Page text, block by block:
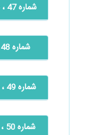
شماره 47 ، دوره سوم ، سال چهارم ، تابستان 1401
شماره 48 ، دوره اول ، سال چهارم ، پاییز 1401
شماره 49 ، دوره دوم ، سال چهارم ، تابستان 1401
شماره 50 ، دوره اول ، سال چهارم ، زمستان 1401